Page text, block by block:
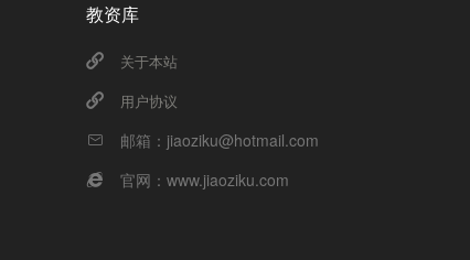
教资库
关于本站
用户协议
邮箱：jiaoziku@hotmail.com
官网：www.jiaoziku.com